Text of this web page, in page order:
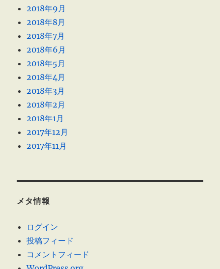
2018年9月
2018年8月
2018年7月
2018年6月
2018年5月
2018年4月
2018年3月
2018年2月
2018年1月
2017年12月
2017年11月
メタ情報
ログイン
投稿フィード
コメントフィード